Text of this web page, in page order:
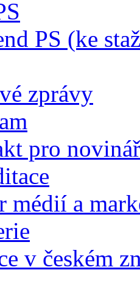
PS (ke
zprávy
pro
médií a
v českém